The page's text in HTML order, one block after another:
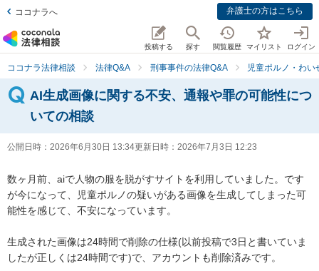
ココナラへ 弁護士の方はこちら
投稿する 探す 閲覧履歴 マイリスト ログイン
ココナラ法律相談 法律Q&A 刑事事件の法律Q&A 児童ポルノ・わ
AI生成画像に関する不安、通報や罪の可能性につ
いての相談
公開日時： 2026年6月30日 13:34更新日時： 2026年7月3日 12:23
数ヶ月前、aiで人物の服を脱がすサイトを利用していました。です
が今になって、児童ポルノの疑いがある画像を生成してしまった可
能性を感じて、不安になっています。
生成された画像は24時間で削除の仕様(以前投稿で3日と書いていま
したが正しくは24時間です)で、アカウントも削除済みです。